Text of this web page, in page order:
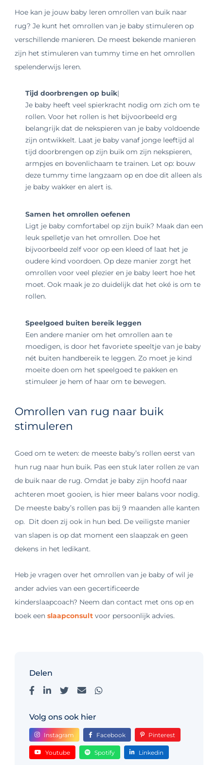
Hoe kan je jouw baby leren omrollen van buik naar
rug? Je kunt het omrollen van je baby stimuleren op
verschillende manieren. De meest bekende manieren
zijn het stimuleren van tummy time en het omrollen
spelenderwijs leren.
Tijd doorbrengen op buik|
Je baby heeft veel spierkracht nodig om zich om te
rollen. Voor het rollen is het bijvoorbeeld erg
belangrijk dat de nekspieren van je baby voldoende
zijn ontwikkelt. Laat je baby vanaf jonge leeftijd al
tijd doorbrengen op zijn buik om zijn nekspieren,
armpjes en bovenlichaam te trainen. Let op: bouw
deze tummy time langzaam op en doe dit alleen als
je baby wakker en alert is.
Samen het omrollen oefenen
Ligt je baby comfortabel op zijn buik? Maak dan een
leuk spelletje van het omrollen. Doe het
bijvoorbeeld zelf voor op een kleed of laat het je
oudere kind voordoen. Op deze manier zorgt het
omrollen voor veel plezier en je baby leert hoe het
moet. Ook maak je zo duidelijk dat het oké is om te
rollen.
Speelgoed buiten bereik leggen
Een andere manier om het omrollen aan te
moedigen, is door het favoriete speeltje van je baby
nét buiten handbereik te leggen. Zo moet je kind
moeite doen om het speelgoed te pakken en
stimuleer je hem of haar om te bewegen.
Omrollen van rug naar buik
stimuleren
Goed om te weten: de meeste baby’s rollen eerst van
hun rug naar hun buik. Pas een stuk later rollen ze van
de buik naar de rug. Omdat je baby zijn hoofd naar
achteren moet gooien, is hier meer balans voor nodig.
De meeste baby’s rollen pas bij 9 maanden alle kanten
op. Dit doen zij ook in hun bed. De veiligste manier
van slapen is op dat moment een slaapzak en geen
dekens in het ledikant.
Heb je vragen over het omrollen van je baby of wil je
ander advies van een gecertificeerde
kinderslaapcoach? Neem dan contact met ons op en
boek een slaapconsult voor persoonlijk advies.
Delen
Volg ons ook hier
Instagram Facebook Pinterest
Youtube Spotify Linkedin